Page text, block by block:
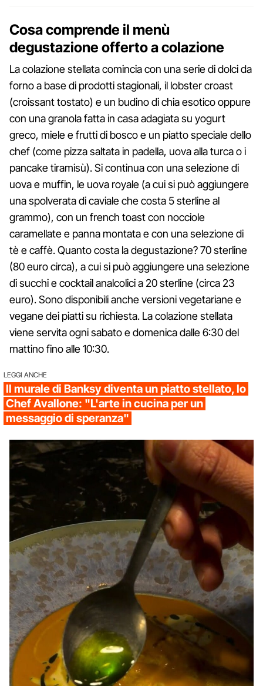
Cosa comprende il menù
degustazione offerto a colazione
La colazione stellata comincia con una serie di dolci da
forno a base di prodotti stagionali, il lobster croast
(croissant tostato) e un budino di chia esotico oppure
con una granola fatta in casa adagiata su yogurt
greco, miele e frutti di bosco e un piatto speciale dello
chef (come pizza saltata in padella, uova alla turca o i
pancake tiramisù). Si continua con una selezione di
uova e muffin, le uova royale (a cui si può aggiungere
una spolverata di caviale che costa 5 sterline al
grammo), con un french toast con nocciole
caramellate e panna montata e con una selezione di
tè e caffè. Quanto costa la degustazione? 70 sterline
(80 euro circa), a cui si può aggiungere una selezione
di succhi e cocktail analcolici a 20 sterline (circa 23
euro). Sono disponibili anche versioni vegetariane e
vegane dei piatti su richiesta. La colazione stellata
viene servita ogni sabato e domenica dalle 6:30 del
mattino fino alle 10:30.
LEGGI ANCHE
Il murale di Banksy diventa un piatto stellato, lo
Chef Avallone: "L'arte in cucina per un
messaggio di speranza"